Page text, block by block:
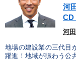
河
CD
河
地場の建設業の三代目
躍進！地域が賑わう公